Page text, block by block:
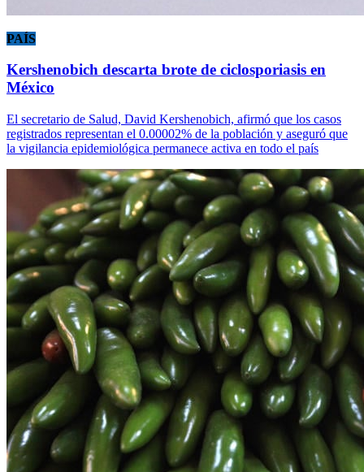
PAÍS
Kershenobich descarta brote de ciclosporiasis en
México
El secretario de Salud, David Kershenobich, afirmó que los casos
registrados representan el 0.00002% de la población y aseguró que
la vigilancia epidemiológica permanece activa en todo el país